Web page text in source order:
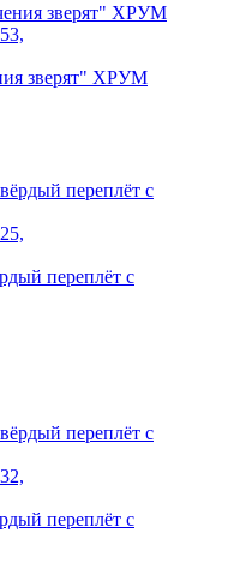
зверят" ХРУМ
переплёт с
переплёт с